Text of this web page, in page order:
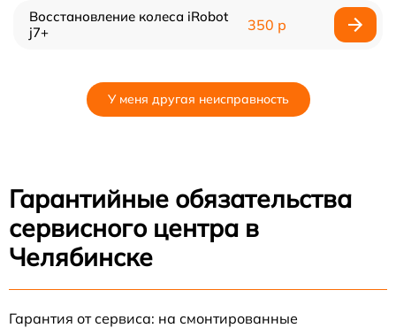
Восстановление колеса iRobot
j7+
350 р
У меня другая неисправность
Гарантийные обязательства
сервисного центра в
Челябинске
Гарантия от сервиса: на смонтированные